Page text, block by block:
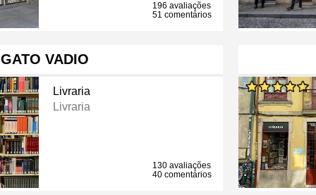
196 avaliações
51 comentários
GATO VADIO
Livraria
Livraria
130 avaliações
40 comentários